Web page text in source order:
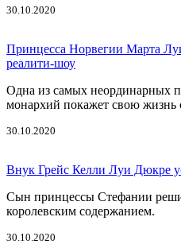
30.10.2020
Принцесса Норвегии Марта
реалити-шоу
Одна из самых неординарных
монархий покажет свою жизнь
30.10.2020
Внук Грейс Келли Луи Дюкре
Сын принцессы Стефании
королевским содержанием.
30.10.2020